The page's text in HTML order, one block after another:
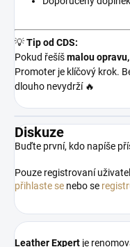
💡Tip od CDS:
Pokud řešíšmalou
Promoter je klíčový krok.
dlouho nevydrží 🔥
Diskuze
Buďte první, kdo napíše
Pouze registrovaní
přihlaste se nebo se
Leather Expert je